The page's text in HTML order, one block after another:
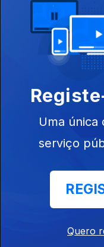
Uma única
serviço
Quero